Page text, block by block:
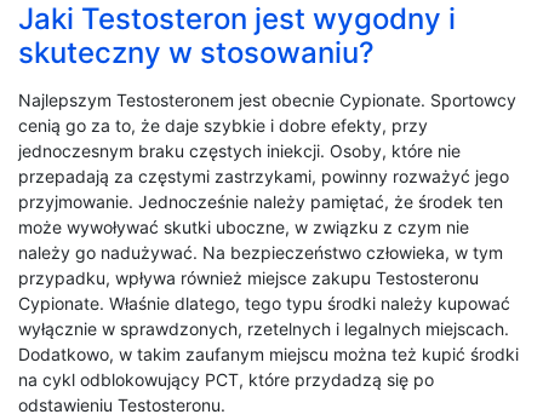
Jaki Testosteron jest wygodny i
skuteczny w stosowaniu?
Najlepszym Testosteronem jest obecnie Cypionate. Sportowcy
cenią go za to, że daje szybkie i dobre efekty, przy
jednoczesnym braku częstych iniekcji. Osoby, które nie
przepadają za częstymi zastrzykami, powinny rozważyć jego
przyjmowanie. Jednocześnie należy pamiętać, że środek ten
może wywoływać skutki uboczne, w związku z czym nie
należy go nadużywać. Na bezpieczeństwo człowieka, w tym
przypadku, wpływa również miejsce zakupu Testosteronu
Cypionate. Właśnie dlatego, tego typu środki należy kupować
wyłącznie w sprawdzonych, rzetelnych i legalnych miejscach.
Dodatkowo, w takim zaufanym miejscu można też kupić środki
na cykl odblokowujący PCT, które przydadzą się po
odstawieniu Testosteronu.